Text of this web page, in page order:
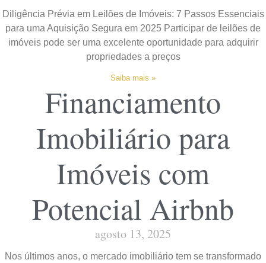
Diligência Prévia em Leilões de Imóveis: 7 Passos Essenciais
para uma Aquisição Segura em 2025 Participar de leilões de
imóveis pode ser uma excelente oportunidade para adquirir
propriedades a preços
Saiba mais »
Financiamento
Imobiliário para
Imóveis com
Potencial Airbnb
agosto 13, 2025
Nos últimos anos, o mercado imobiliário tem se transformado